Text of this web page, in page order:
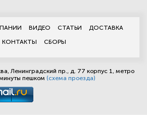
ВИДЕО СТАТЬИ
ДОСТАВКА
КОНТАКТЫ
СБОРЫ
Ленинградский пр., д. 77 корпус 1, метро
пешком (схема проезда)